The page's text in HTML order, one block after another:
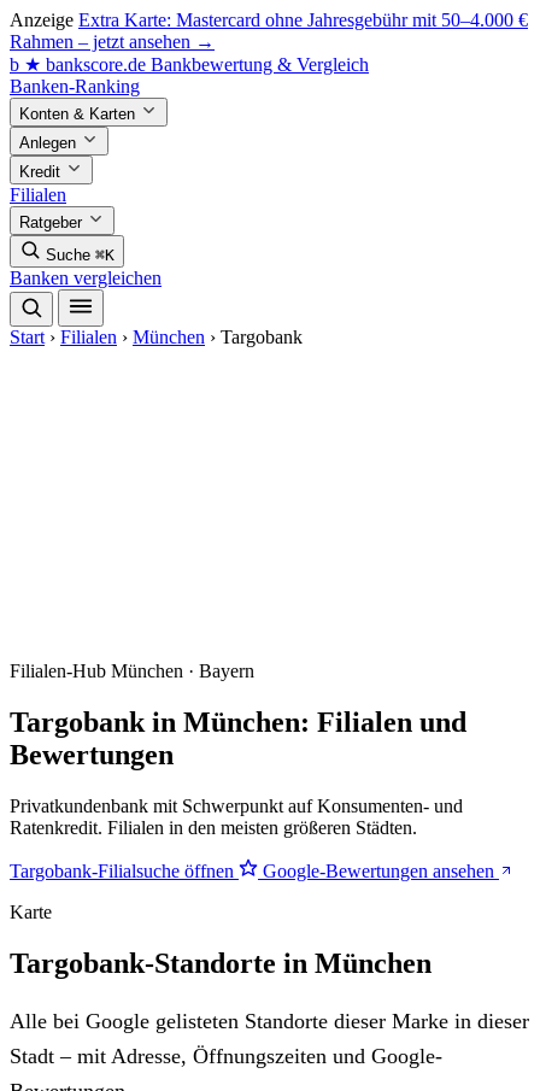
Anzeige Extra Karte: Mastercard ohne Jahresgebühr mit 50–4.000 €
Rahmen – jetzt ansehen →
b ★ bankscore.de Bankbewertung & Vergleich
Banken-Ranking
Konten & Karten
Anlegen
Kredit
Filialen
Ratgeber
Suche ⌘K
Banken vergleichen
Start › Filialen › München › Targobank
Filialen-Hub München · Bayern
Targobank in München: Filialen und
Bewertungen
Privatkundenbank mit Schwerpunkt auf Konsumenten- und
Ratenkredit. Filialen in den meisten größeren Städten.
Targobank-Filialsuche öffnen
Google-Bewertungen ansehen
Karte
Targobank-Standorte in München
Alle bei Google gelisteten Standorte dieser Marke in dieser
Stadt – mit Adresse, Öffnungszeiten und Google-